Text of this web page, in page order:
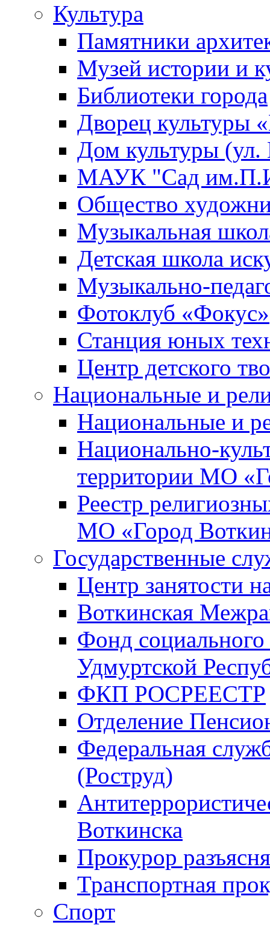
Культура
Памятники
Музей истории и
Библиотеки города
Дворец культуры
Дом культуры (ул.
МАУК "Сад
Общество
Музыкальная
Детская школа
Музыкально-
Фотоклуб «Фокус»
Станция юных
Центр детского
Национальные и
Национальные и
Национально-
территории МО
Реестр
МО «Город
Государственные
Центр занятости
Воткинская
Фонд
Удмуртской
ФКП РОСРЕЕСТР
Отделение
Федеральная
(Роструд)
Воткинска
Прокурор
Транспортная
Спорт